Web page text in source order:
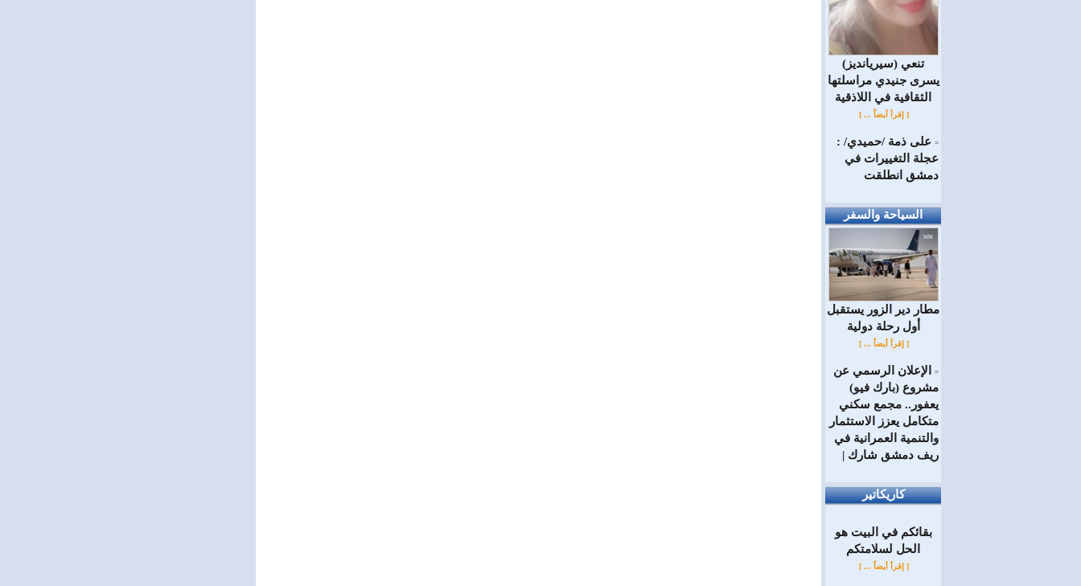
(سيريانديز) تنعي
يسرى جنيدي مراسلتها
الثقافية في اللاذقية
[ إقرأ أيضاً ... ]
= على ذمة /حميدي/ :
عجلة التغييرات في
دمشق انطلقت
السياحة والسفر
مطار دير الزور يستقبل
أول رحلة دولية
[ إقرأ أيضاً ... ]
=
الإعلان الرسمي عن
مشروع (بارك فيو)
يعفور.. مجمع سكني
متكامل يعزز الاستثمار
والتنمية العمرانية في
ريف دمشق شارك |
كاريكاتير
بقائكم في البيت هو
الحل لسلامتكم
[ إقرأ أيضاً ... ]